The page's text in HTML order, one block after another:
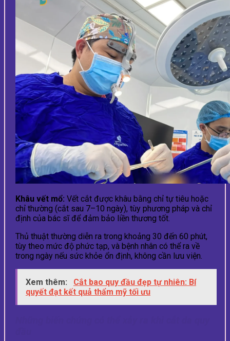
Khâu vết mổ: Vết cắt được khâu bằng chỉ tự tiêu hoặc
chỉ thường (cắt sau 7–10 ngày), tùy phương pháp và chỉ
định của bác sĩ để đảm bảo liền thương tốt.
Thủ thuật thường diễn ra trong khoảng 30 đến 60 phút,
tùy theo mức độ phức tạp, và bệnh nhân có thể ra về
trong ngày nếu sức khỏe ổn định, không cần lưu viện.
Xem thêm:
Cắt bao quy đầu đẹp tự nhiên: Bí
quyết đạt kết quả thẩm mỹ tối ưu